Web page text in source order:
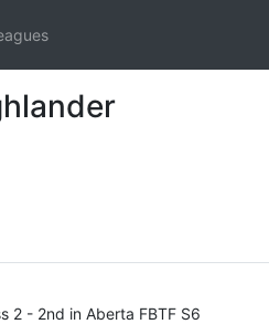
2 - 2nd in Aberta FBTF S6